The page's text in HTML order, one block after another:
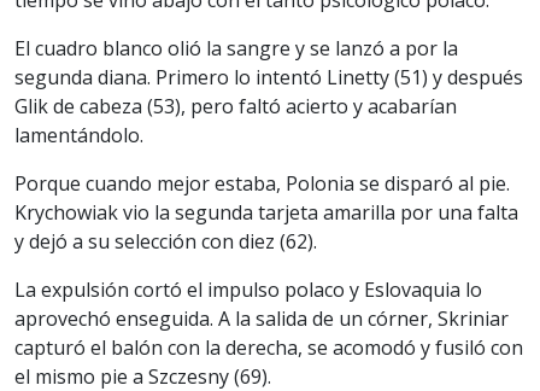
El cuadro blanco olió la sangre y se lanzó a por la
segunda diana. Primero lo intentó Linetty (51) y después
Glik de cabeza (53), pero faltó acierto y acabarían
lamentándolo.
Porque cuando mejor estaba, Polonia se disparó al pie.
Krychowiak vio la segunda tarjeta amarilla por una falta
y dejó a su selección con diez (62).
La expulsión cortó el impulso polaco y Eslovaquia lo
aprovechó enseguida. A la salida de un córner, Skriniar
capturó el balón con la derecha, se acomodó y fusiló con
el mismo pie a Szczesny (69).